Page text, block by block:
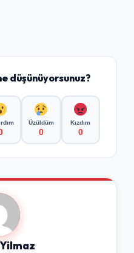
düşünüyorsunuz?
Üzüldüm
0
Kızdım
0